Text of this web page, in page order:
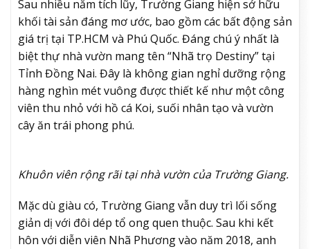
Sau nhiều năm tích lũy, Trường Giang hiện sở hữu
khối tài sản đáng mơ ước, bao gồm các bất động sản
giá trị tại TP.HCM và Phú Quốc. Đáng chú ý nhất là
biệt thự nhà vườn mang tên “Nhã trọ Destiny” tại
Tỉnh Đồng Nai. Đây là không gian nghỉ dưỡng rộng
hàng nghìn mét vuông được thiết kế như một công
viên thu nhỏ với hồ cá Koi, suối nhân tạo và vườn
cây ăn trái phong phú.
Khuôn viên rộng rãi tại nhà vườn của Trường Giang.
Mặc dù giàu có, Trường Giang vẫn duy trì lối sống
giản dị với đôi dép tổ ong quen thuộc. Sau khi kết
hôn với diễn viên Nhã Phương vào năm 2018, anh